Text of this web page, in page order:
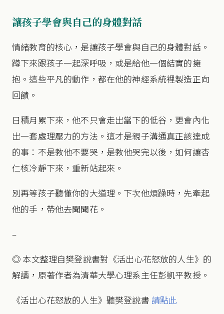
讓孩子學會與自己的身體對話
情緒教育的核心，是讓孩子學會與自己的身體對話。
蹲下來跟孩子一起深呼吸，或是給他一個結實的擁
抱。這些平凡的動作，都在他的神經系統裡製造正向
回饋。
日積月累下來，他不只會走出當下的低谷，更會內化
出一套處理壓力的方法。這才是親子溝通真正該達成
的事：不是教他不要哭，是教他哭完以後，如何讓杏
仁核冷靜下來，重新站起來。
別再等孩子聽懂你的大道理。下次他煩躁時，先牽起
他的手，帶他去聞聞花。
–
◎ 本文整理自樊登說書對《活出心花怒放的人生》的
解讀，原著作者為清華大學心理系主任彭凱平教授。
《活出心花怒放的人生》聽樊登說書 請點此